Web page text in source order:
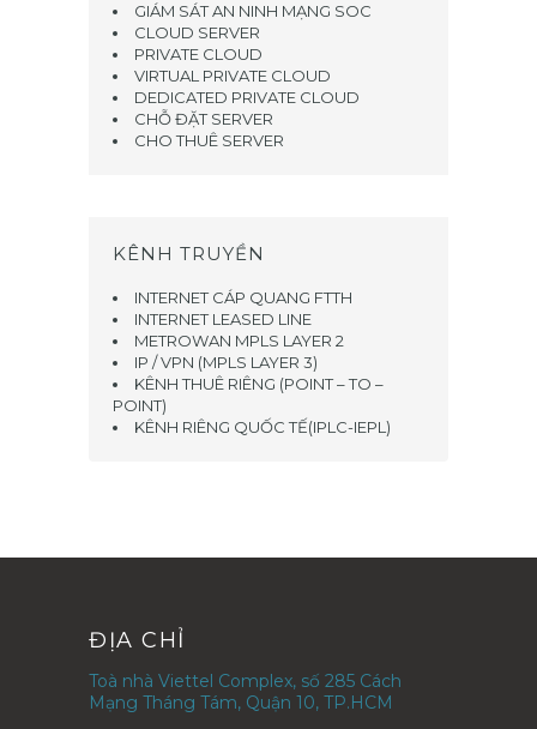
GIÁM SÁT AN NINH MẠNG SOC
CLOUD SERVER
PRIVATE CLOUD
VIRTUAL PRIVATE CLOUD
DEDICATED PRIVATE CLOUD
CHỖ ĐẶT SERVER
CHO THUÊ SERVER
KÊNH TRUYỀN
INTERNET CÁP QUANG FTTH
INTERNET LEASED LINE
METROWAN MPLS LAYER 2
IP / VPN (MPLS LAYER 3)
KÊNH THUÊ RIÊNG (POINT – TO –
POINT)
KÊNH RIÊNG QUỐC TẾ(IPLC-IEPL)
ĐỊA CHỈ
Toà nhà Viettel Complex, số 285 Cách
Mạng Tháng Tám, Quận 10, TP.HCM